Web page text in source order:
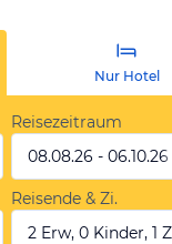
Nur Hotel
Reisezeitraum
08.08.26 - 06.10.26
Reisende & Zi.
2 Erw, 0 Kinder, 1